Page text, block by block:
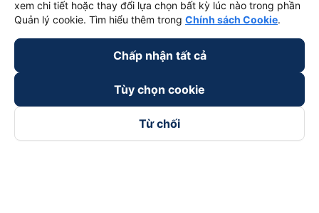
Đối tác thanh toán
xem chi tiết hoặc thay đổi lựa chọn bất kỳ lúc nào trong phần
Quản lý cookie. Tìm hiểu thêm trong Chính sách Cookie.
Chấp nhận tất cả
Tùy chọn cookie
Từ chối